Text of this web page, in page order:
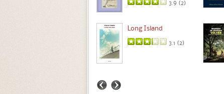
3.9 (2)
Long Island
3.1 (2)